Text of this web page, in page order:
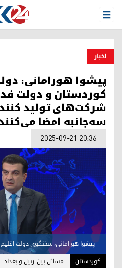
Open Menu
اخبار
پیشوا هورامانی:
کوردستان و دولت
شرکت‌‌های تولید
سه‌جانبه امضا
2025-09-21 20:36
پیشوا هورامانی، سخنگوی دولت
کوردستان
مسائل بین اربیل و بغداد